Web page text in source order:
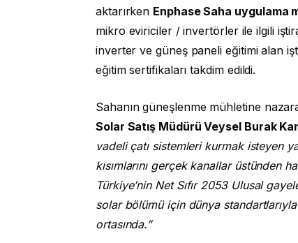
aktarırken Enphase Saha uygulama
mikro eviriciler / invertörler ile ilgili
inverter ve güneş paneli eğitimi alan
eğitim sertifikaları takdim edildi.
Sahanın güneşlenme mühletine
Solar Satış Müdürü Veysel Burak
vadeli çatı sistemleri kurmak isteyen
kısımlarını gerçek kanallar
Türkiye’nin Net Sıfır 2053 Ulusal
solar bölümü için dünya
ortasında.”